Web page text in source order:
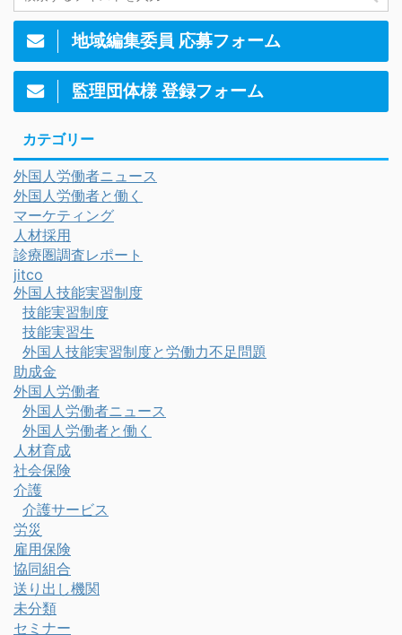
地域編集委員 応募フォーム
監理団体様 登録フォーム
カテゴリー
外国人労働者ニュース
外国人労働者と働く
マーケティング
人材採用
診療圏調査レポート
jitco
外国人技能実習制度
技能実習制度
技能実習生
外国人技能実習制度と労働力不足問題
助成金
外国人労働者
外国人労働者ニュース
外国人労働者と働く
人材育成
社会保険
介護
介護サービス
労災
雇用保険
協同組合
送り出し機関
未分類
セミナー